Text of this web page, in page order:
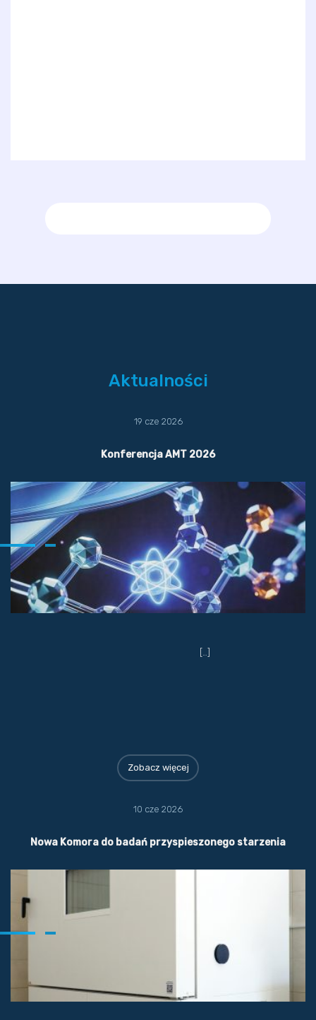
Aktualności
19 cze 2026
Konferencja AMT 2026
[…]
Zobacz więcej
10 cze 2026
Nowa Komora do badań przyspieszonego starzenia